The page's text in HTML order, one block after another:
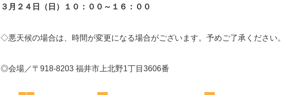
３月２４日（日）１０：００～１６：００
◇悪天候の場合は、時間が変更になる場合がございます。予めご了承ください。
◎会場／〒918-8203 福井市上北野1丁目3606番